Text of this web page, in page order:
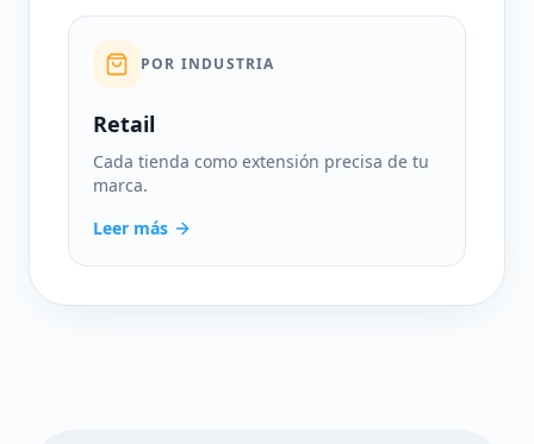
POR INDUSTRIA
Retail
Cada tienda como extensión precisa de tu
marca.
Leer más